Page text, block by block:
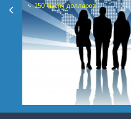
150 тысяч долларов